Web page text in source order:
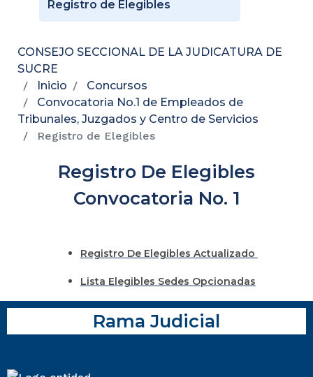
Registro de Elegibles
CONSEJO SECCIONAL DE LA JUDICATURA DE
SUCRE
Inicio
Concursos
Convocatoria No.1 de Empleados de
Tribunales, Juzgados y Centro de Servicios
Registro de Elegibles
Registro De Elegibles
Convocatoria No. 1
Registro De Elegibles Actualizado
Lista Elegibles Sedes Opcionadas
Rama Judicial